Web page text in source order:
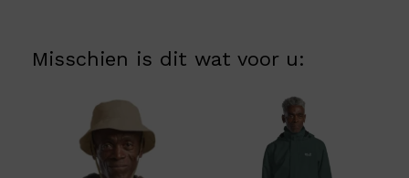
Misschien is dit wat voor u: